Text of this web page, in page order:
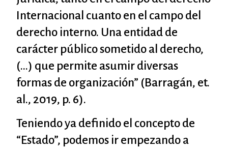
Internacional cuanto en el campo del
derecho interno. Una entidad de
carácter público sometido al derecho,
(…) que permite asumir diversas
formas de organización” (Barragán, et.
al., 2019, p. 6).
Teniendo ya definido el concepto de
“Estado”, podemos ir empezando a